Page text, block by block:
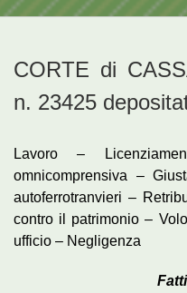
CORTE di
n. 23425
Lavoro –
omnicomprensiva –
autoferrotranvieri –
contro il patrimonio –
ufficio – Negligenza